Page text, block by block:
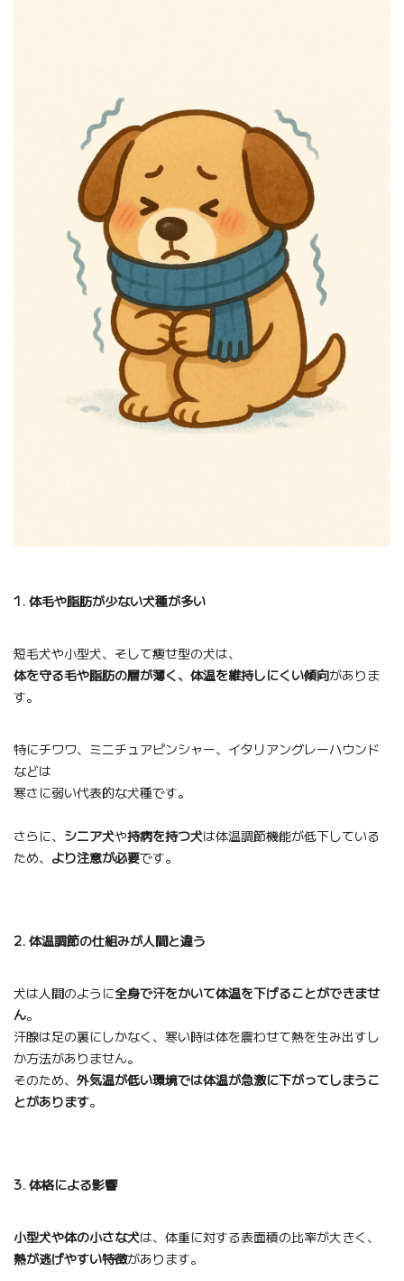
1. 体毛や脂肪が少ない犬種が多い
短毛犬や小型犬、そして痩せ型の犬は、
体を守る毛や脂肪の層が薄く、体温を維持しにくい傾向がありま
す。
特にチワワ、ミニチュアピンシャー、イタリアングレーハウンド
などは
寒さに弱い代表的な犬種です。
さらに、 シニア犬や持病を持つ犬は体温調節機能が低下している
ため、 より注意が必要です。
2. 体温調節の仕組みが人間と違う
犬は人間のように全身で汗をかいて体温を下げることができませ
ん。
汗腺は足の裏にしかなく、寒い時は体を震わせて熱を生み出すし
か方法がありません。
そのため、 外気温が低い環境では体温が急激に下がってしまうこ
とがあります。
3. 体格による影響
小型犬や体の小さな犬は、体重に対する表面積の比率が大きく、
熱が逃げやすい特徴があります。